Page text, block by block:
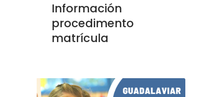
Información
procedimento
matrícula